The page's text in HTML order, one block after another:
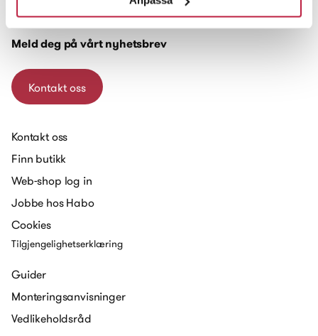
Meld deg på vårt nyhetsbrev
Kontakt oss
Kontakt oss
Finn butikk
Web-shop log in
Jobbe hos Habo
Cookies
Tilgjengelighetserklæring
Guider
Monteringsanvisninger
Vedlikeholdsråd